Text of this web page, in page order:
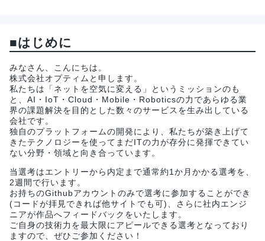
■はじめに
みなさん、こんにちは。
株式会社オプティムと申します。
私たちは「ネットを空気に変える」というミッションのも
と、AI・IoT・Cloud・Mobile・Roboticsの力であらゆる業
界の課題解決を目的とした数々のサービスを生み出している
会社です。
独自のプラットフォームの開発により、私たちが築き上げて
きたテクノロジーを使ってまだITの力が存分に発揮できてい
ない分野・領域と向き合っています。
当選考はエントリーから内定まで通常約1か月かかる選考を、
2週間で行います。
お持ちのGithubアカウントのみで選考に参加することができ
(コードが拝見できれば他サイトでも可)、さらに社内エンジ
ニアが作品へフィードバックをいたします。
ご自身の技術力を最大限にアピールできる選考となっており
ますので、ぜひご参加ください！